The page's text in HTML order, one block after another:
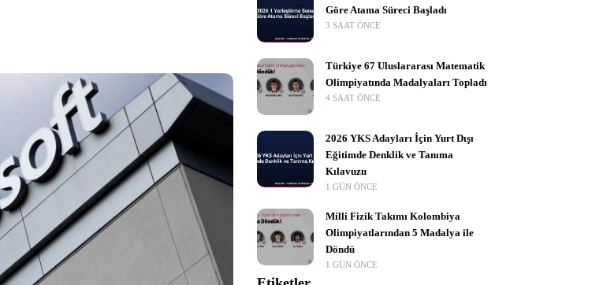
Göre Atama Süreci Başladı
3 SAAT ÖNCE
Türkiye 67 Uluslararası Matematik
Olimpiyatında Madalyaları Topladı
4 SAAT ÖNCE
2026 YKS Adayları İçin Yurt Dışı
Eğitimde Denklik ve Tanıma
Kılavuzu
1 GÜN ÖNCE
Milli Fizik Takımı Kolombiya
Olimpiyatlarından 5 Madalya ile
Döndü
1 GÜN ÖNCE